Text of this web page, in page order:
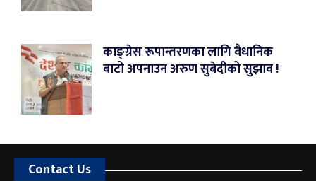
काङ्ग्रेस रूपान्तरणका लागि वैधानिक
बाटो अपनाउन अरुण सुबेदीको सुझाव !
Contact Us